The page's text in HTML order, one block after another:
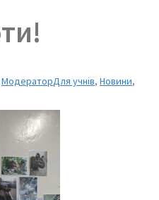
МодераторДля учнів, Новини,